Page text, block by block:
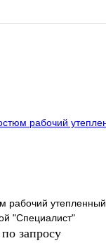
рабочий утепленный
"Специалист"
запросу